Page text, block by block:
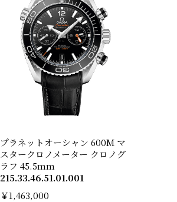
プラネットオーシャン 600M マ
スタークロノメーター クロノグ
ラフ 45.5mm
215.33.46.51.01.001
￥1,463,000